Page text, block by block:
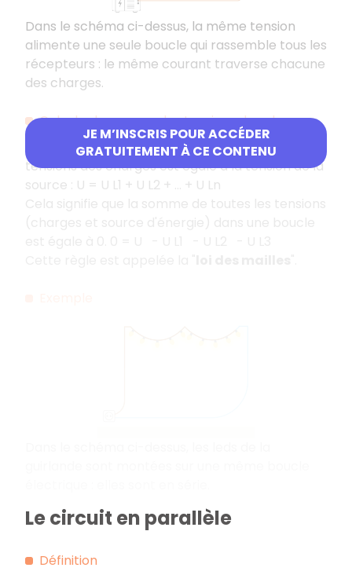
JE M’INSCRIS POUR ACCÉDER
GRATUITEMENT À CE CONTENU
Dans le schéma ci-dessus, la même tension
alimente une seule boucle qui rassemble tous les
récepteurs : le même courant traverse chacune
des charges.
Calculer la somme des tensions des charges
Dans un montage en série, la somme des
tensions des charges est égale à la tension de la
source : U = U L1 + U L2 + ... + U Ln
Cela signifie que la somme de toutes les tensions
Le circuit en parallèle
Définition